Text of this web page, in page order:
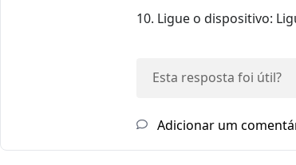
10. Ligue o dispositivo:
Esta resposta foi útil?
Adicionar um